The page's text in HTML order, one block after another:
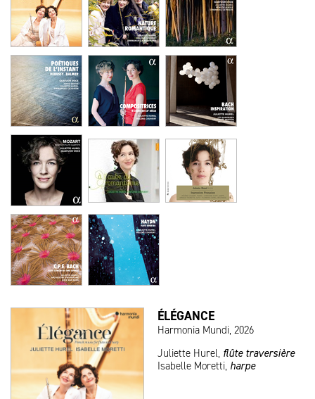
ÉLÉGANCE
Harmonia Mundi, 2026
Juliette Hurel, flûte traversière
Isabelle Moretti, harpe